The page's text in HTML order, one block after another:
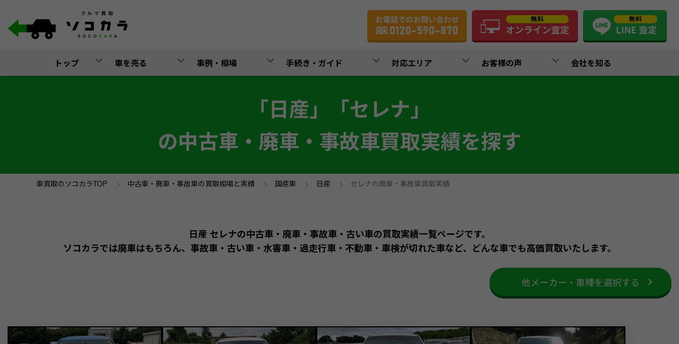
トップ 車を売る 事例・相場 手続き・ガイド 対応エリア お客様の声 会社を知る
「日産」「セレナ」
の中古車・廃車・事故車買取実績を探す
車買取のソコカラTOP > 中古車・廃車・事故車の買取相場と実績 > 国産車 > 日産 > セレナの廃車・事故車買取実績
日産 セレナの中古車・廃車・事故車・古い車の買取実績一覧ページです。
ソコカラでは廃車はもちろん、事故車・古い車・水害車・過走行車・不動車・車検が切れた車など、どんな車でも高価買取いたします。
他メーカー・車種を選択する